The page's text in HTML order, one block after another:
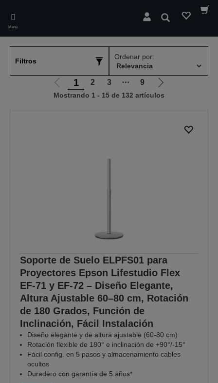
main
content
Menú
Buscar
Filtros
Ordenar por:
Ir
a
1 2 3 ⋯ 9
Ir
a
siguiente
Mostrando 1 - 15 de 132 artículos
Soporte de Suelo ELPFS01 para
Proyectores Epson Lifestudio Flex
EF-71 y EF-72 – Diseño Elegante,
Altura Ajustable 60–80 cm, Rotación
de 180 Grados, Función de
Inclinación, Fácil Instalación
Diseño elegante y de altura ajustable (60-80 cm)
Rotación flexible de 180° e inclinación de +90°/-15°
Fácil config. en 5 pasos y almacenamiento cables
ocultos
Duradero con garantía de 5 años*